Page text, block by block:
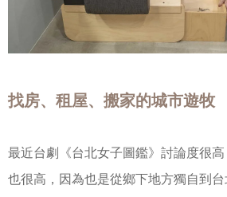
找房、租屋、搬家的城市遊牧
最近台劇《台北女子圖鑑》討論度很
也很高，因為也是從鄉下地方獨自到